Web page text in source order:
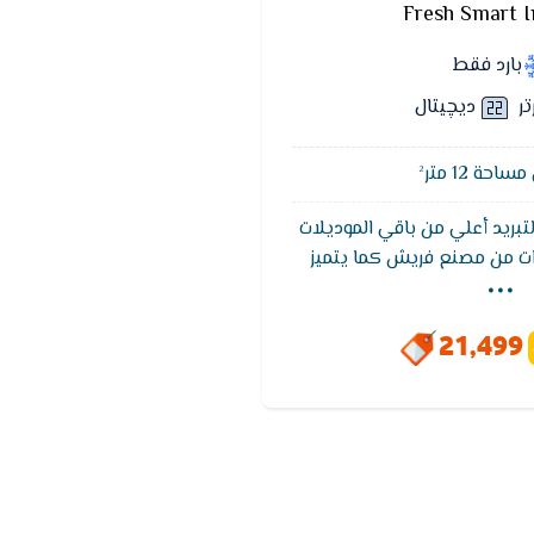
Fresh Smart
بارد فقط
ديچيتال
12 متر²
أعلي من باقي الموديلات
بضمان 5 سنوات من مصنع فريش كما يتميز
لدرجة الحراره المطلوبه
والاساليب المتطوره كما
...
21,499